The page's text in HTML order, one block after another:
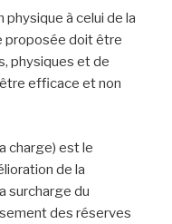
à celui de la
proposée doit être
physiques et de
efficace et non
charge) est le
de la
surcharge du
des réserves